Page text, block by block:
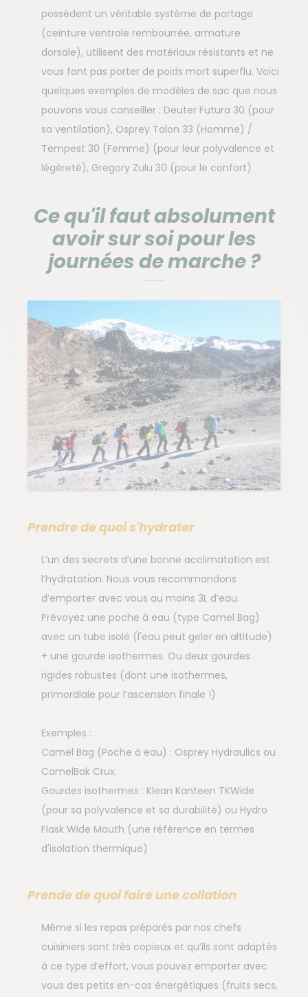
possèdent un véritable système de portage
(ceinture ventrale rembourrée, armature
dorsale), utilisent des matériaux résistants et ne
vous font pas porter de poids mort superflu. Voici
quelques exemples de modèles de sac que nous
pouvons vous conseiller : Deuter Futura 30 (pour
sa ventilation), Osprey Talon 33 (Homme) /
Tempest 30 (Femme) (pour leur polyvalence et
légèreté), Gregory Zulu 30 (pour le confort)
Ce qu'il faut absolument
avoir sur soi pour les
journées de marche ?
Prendre de quoi s'hydrater
L’un des secrets d’une bonne acclimatation est
l’hydratation. Nous vous recommandons
d’emporter avec vous au moins 3L d’eau.
Prévoyez une poche à eau (type Camel Bag)
avec un tube isolé (l'eau peut geler en altitude)
+ une gourde isothermes. Ou deux gourdes
rigides robustes (dont une isothermes,
primordiale pour l’ascension finale !)
Exemples :
Camel Bag (Poche à eau) : Osprey Hydraulics ou
CamelBak Crux.
Gourdes isothermes : Klean Kanteen TKWide
(pour sa polyvalence et sa durabilité) ou Hydro
Flask Wide Mouth (une référence en termes
d'isolation thermique)
Prende de quoi faire une collation
Même si les repas préparés par nos chefs
cuisiniers sont très copieux et qu’ils sont adaptés
à ce type d’effort, vous pouvez emporter avec
vous des petits en-cas énergétiques (fruits secs,